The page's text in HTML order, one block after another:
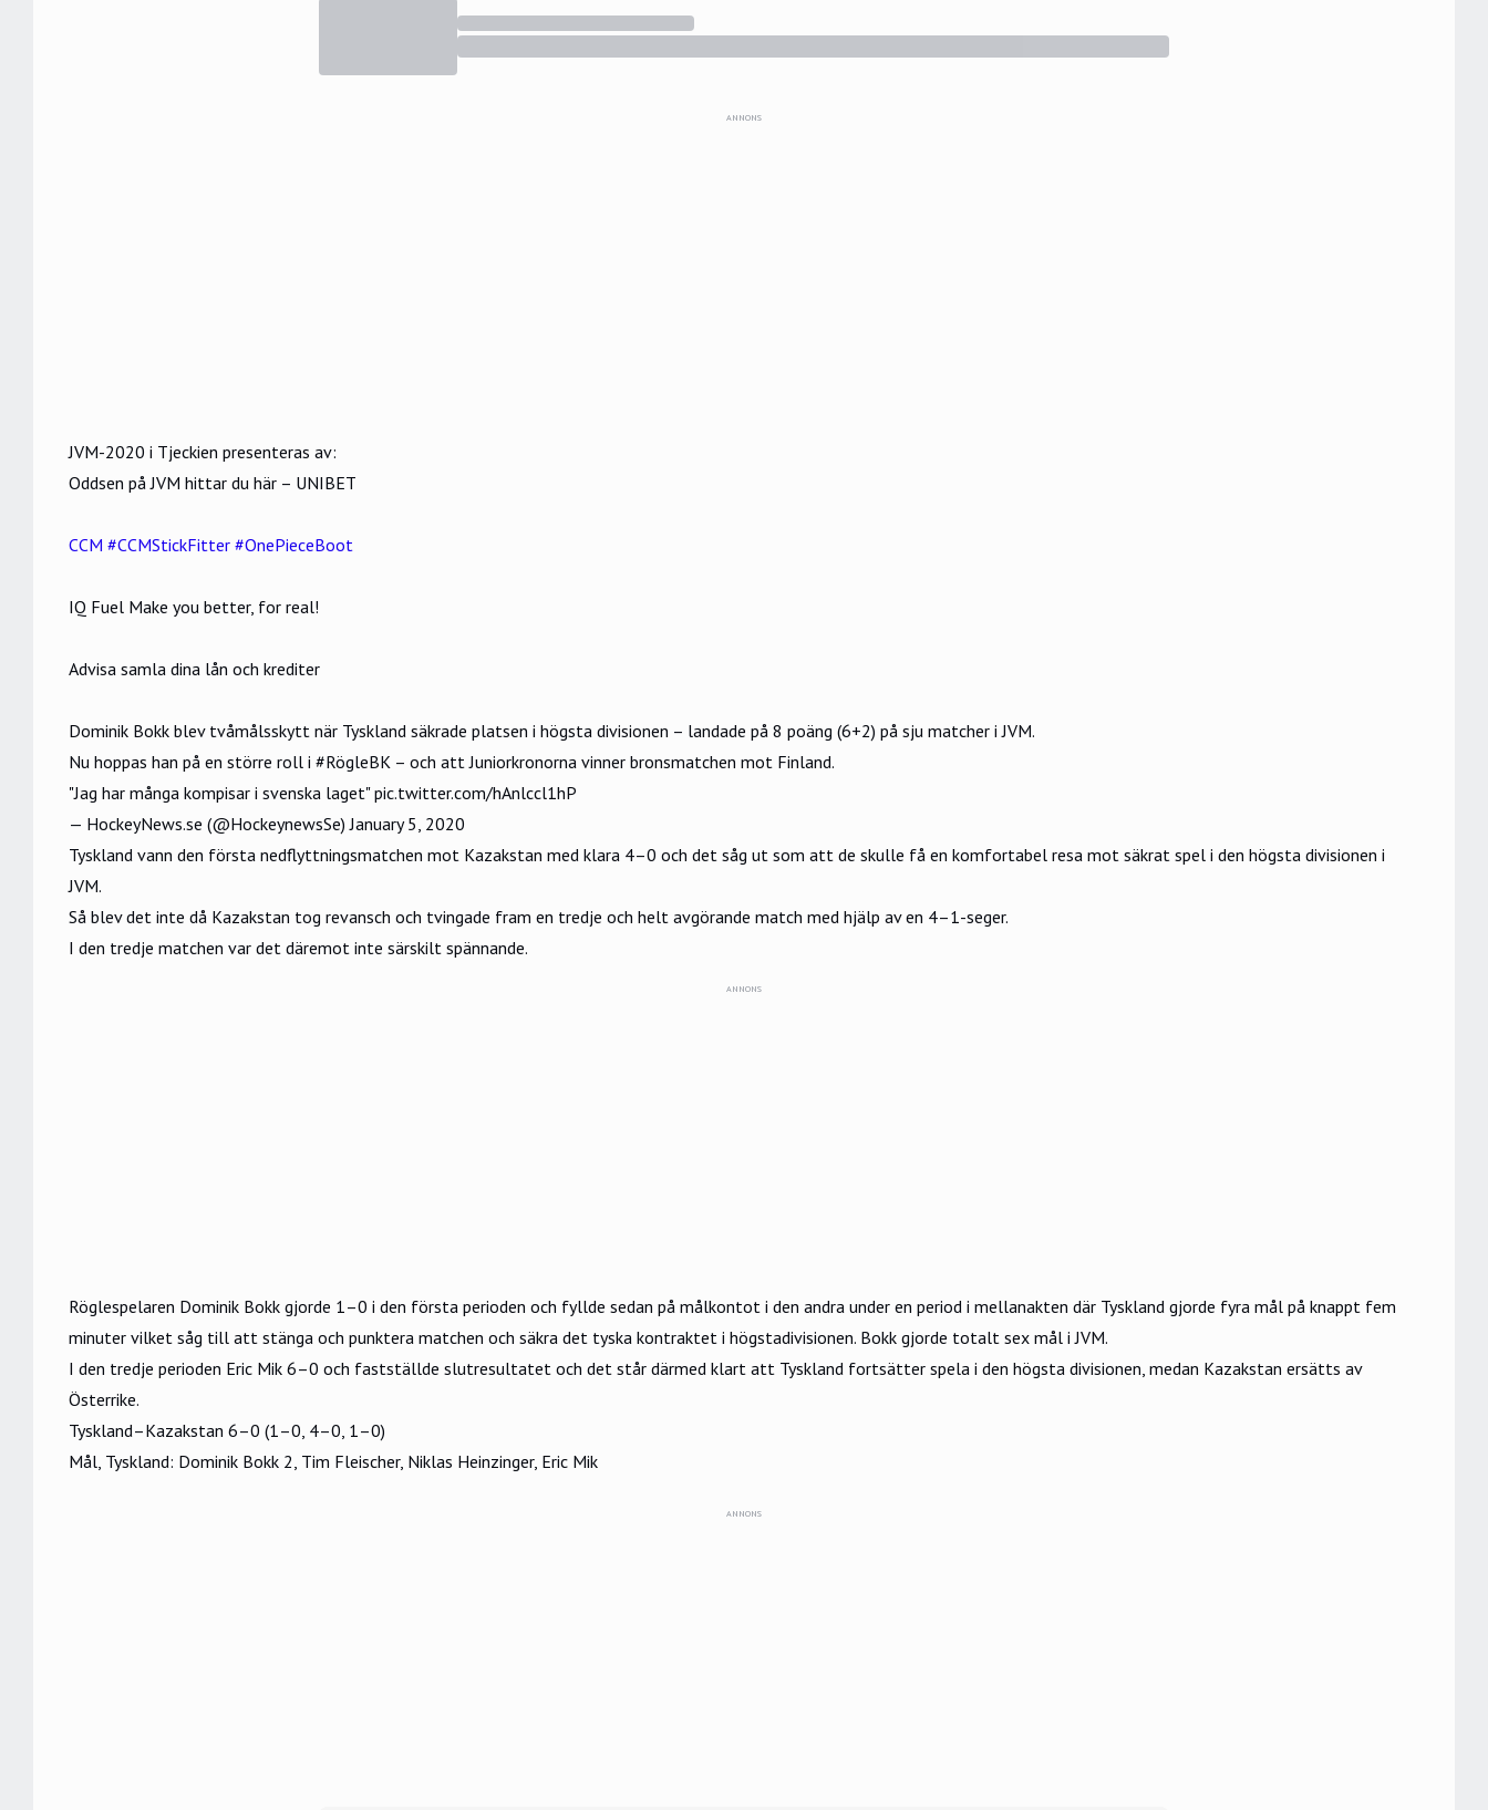
ANNONS
JVM-2020 i Tjeckien presenteras av:
Oddsen på JVM hittar du här – UNIBET
CCM #CCMStickFitter #OnePieceBoot
IQ Fuel Make you better, for real!
Advisa samla dina lån och krediter
Dominik Bokk blev tvåmålsskytt när Tyskland säkrade platsen i högsta divisionen – landade på 8 poäng (6+2) på sju matcher i JVM.
Nu hoppas han på en större roll i #RögleBK – och att Juniorkronorna vinner bronsmatchen mot Finland.
"Jag har många kompisar i svenska laget"pic.twitter.com/hAnlccl1hP
— HockeyNews.se (@HockeynewsSe)January 5, 2020
Tyskland vann den första nedflyttningsmatchen mot Kazakstan med klara 4–0 och det såg ut som att de skulle få en komfortabel resa mot säkrat spel i den högsta divisionen i
JVM.
Så blev det inte då Kazakstan tog revansch och tvingade fram en tredje och helt avgörande match med hjälp av en 4–1-seger.
I den tredje matchen var det däremot inte särskilt spännande.
ANNONS
Röglespelaren Dominik Bokk gjorde 1–0 i den första perioden och fyllde sedan på målkontot i den andra under en period i mellanakten där Tyskland gjorde fyra mål på knappt fem
minuter vilket såg till att stänga och punktera matchen och säkra det tyska kontraktet i högstadivisionen. Bokk gjorde totalt sex mål i JVM.
I den tredje perioden Eric Mik 6–0 och fastställde slutresultatet och det står därmed klart att Tyskland fortsätter spela i den högsta divisionen, medan Kazakstan ersätts av
Österrike.
Tyskland–Kazakstan 6–0 (1–0, 4–0, 1–0)
Mål, Tyskland: Dominik Bokk 2, Tim Fleischer, Niklas Heinzinger, Eric Mik